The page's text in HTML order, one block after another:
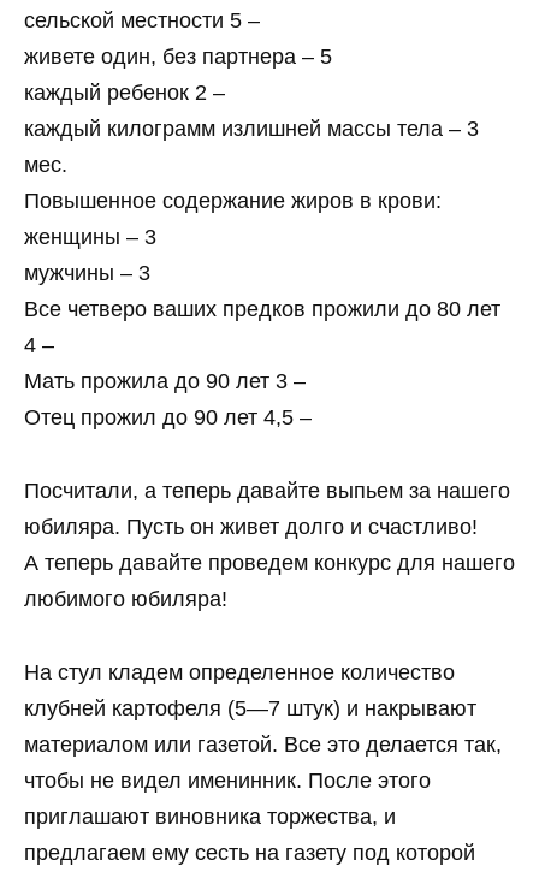
сельской местности 5 –
живете один, без партнера – 5
каждый ребенок 2 –
каждый килограмм излишней массы тела – 3
мес.
Повышенное содержание жиров в крови:
женщины – 3
мужчины – 3
Все четверо ваших предков прожили до 80 лет
4 –
Мать прожила до 90 лет 3 –
Отец прожил до 90 лет 4,5 –
Посчитали, а теперь давайте выпьем за нашего
юбиляра. Пусть он живет долго и счастливо!
А теперь давайте проведем конкурс для нашего
любимого юбиляра!
На стул кладем определенное количество
клубней картофеля (5—7 штук) и накрывают
материалом или газетой. Все это делается так,
чтобы не видел именинник. После этого
приглашают виновника торжества, и
предлагаем ему сесть на газету под которой